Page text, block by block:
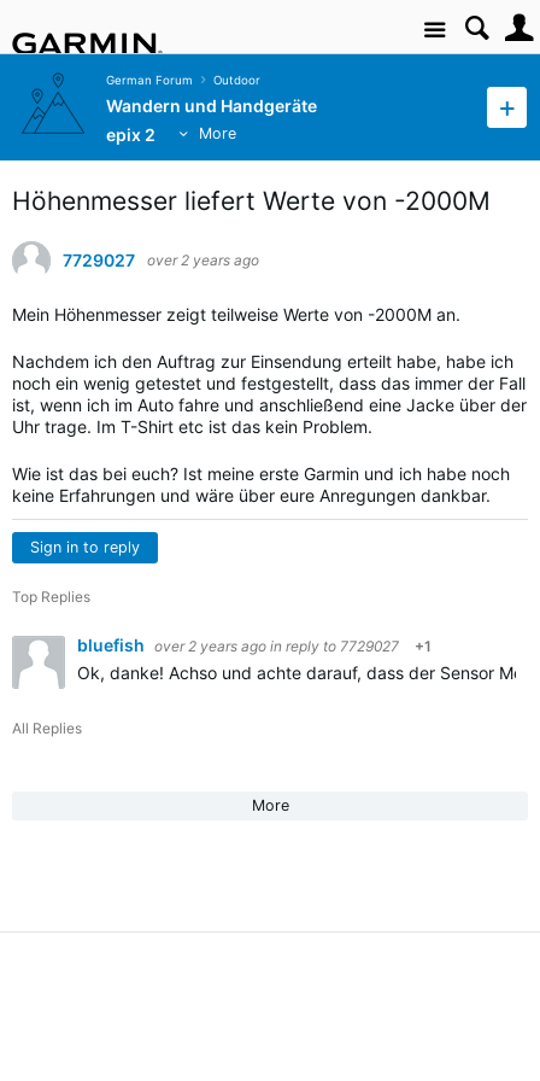
Site
German Forum Outdoor
Wandern und Handgeräte
epix 2
More
Höhenmesser liefert Werte von -2000M
7729027 over 2 years ago
Mein Höhenmesser zeigt teilweise Werte von -2000M an.
Nachdem ich den Auftrag zur Einsendung erteilt habe, habe ich
noch ein wenig getestet und festgestellt, dass das immer der Fall
ist, wenn ich im Auto fahre und anschließend eine Jacke über der
Uhr trage. Im T-Shirt etc ist das kein Problem.
Wie ist das bei euch? Ist meine erste Garmin und ich habe noch
keine Erfahrungen und wäre über eure Anregungen dankbar.
Sign in to reply
Top Replies
bluefish over 2 years ago in reply to 7729027 +1
Ok, danke! Achso und achte darauf, dass der Sensor
All Replies
More